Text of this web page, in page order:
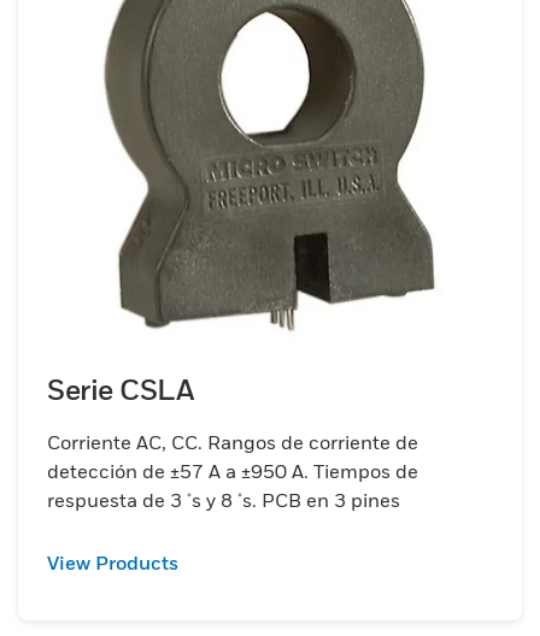
Serie CSLA
Corriente AC, CC. Rangos de corriente de
detección de ±57 A a ±950 A. Tiempos de
respuesta de 3 μs y 8 μs. PCB en 3 pines
View Products